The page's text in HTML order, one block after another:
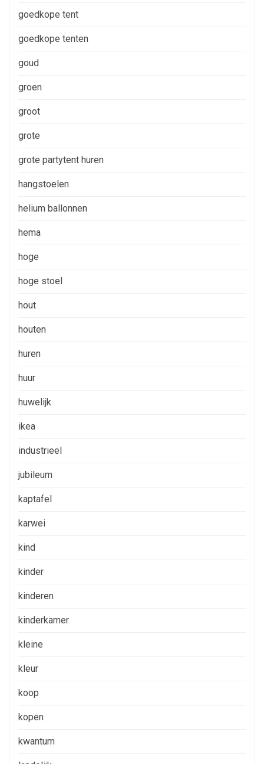
goedkope tent
goedkope tenten
goud
groen
groot
grote
grote partytent huren
hangstoelen
helium ballonnen
hema
hoge
hoge stoel
hout
houten
huren
huur
huwelijk
ikea
industrieel
jubileum
kaptafel
karwei
kind
kinder
kinderen
kinderkamer
kleine
kleur
koop
kopen
kwantum